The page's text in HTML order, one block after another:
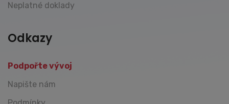
Neplatné doklady
Odkazy
Podpořte vývoj
Napište nám